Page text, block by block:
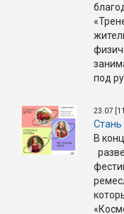
под
23.07
В